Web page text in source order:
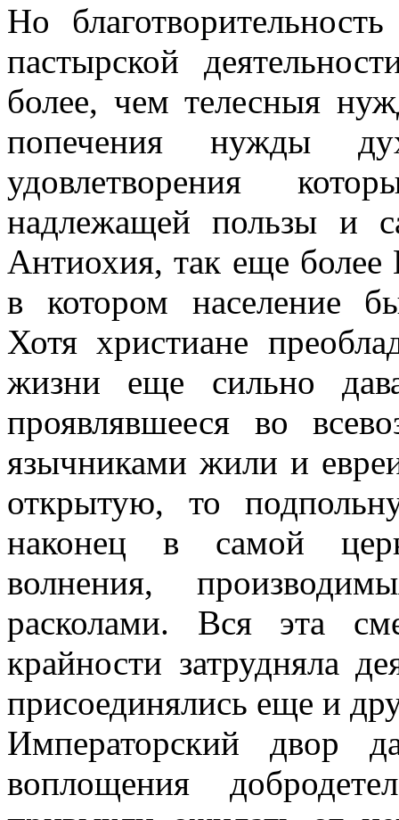
Но
пастырской
более, чем телесныя
попечения нужды
удовлетворения
надлежащей пользы и
Антиохия, так еще
в котором население
Хотя христиане
жизни еще сильно
проявлявшееся во
язычниками жили и
открытую, то
наконец в самой
волнения,
расколами. Вся эта
крайности затрудняла
присоединялись еще и
Императорский двор
воплощения